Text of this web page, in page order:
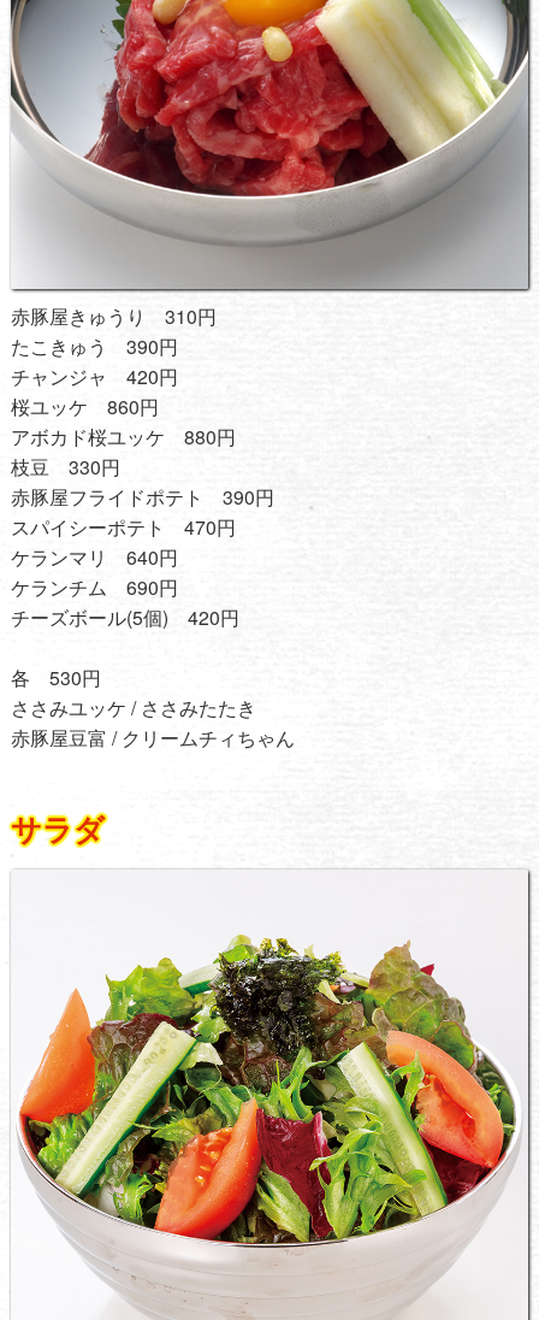
赤豚屋きゅうり 310円
たこきゅう 390円
チャンジャ 420円
桜ユッケ 860円
アボカド桜ユッケ 880円
枝豆 330円
赤豚屋フライドポテト 390円
スパイシーポテト 470円
ケランマリ 640円
ケランチム 690円
チーズボール(5個) 420円
各 530円
ささみユッケ / ささみたたき
赤豚屋豆富 / クリームチィちゃん
サラダ